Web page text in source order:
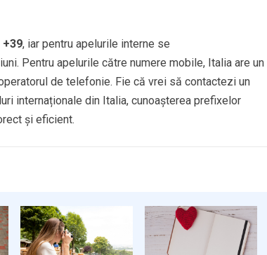
+39, iar pentru apelurile interne se
Pentru apelurile către numere mobile, Italia are un
de telefonie. Fie că vrei să contactezi un
internaționale din Italia, cunoașterea prefixelor
și eficient.